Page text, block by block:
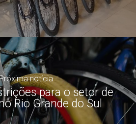
notícia
para o setor de
Rio Grande do Sul